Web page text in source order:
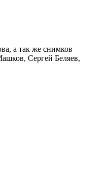
а так же снимков
Сергей Беляев,